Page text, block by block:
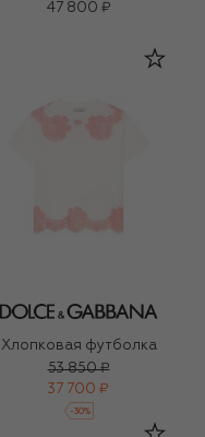
47 800 ₽
Хлопковая футболка
53 850 ₽
37 700 ₽
-30%